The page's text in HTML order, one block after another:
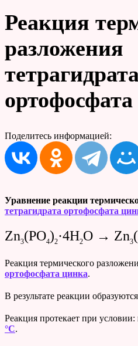
Реакция
разложения
Поделитесь информацией:
Уравнение реакции
тетрагидрата ортофосфата
Zn3(PO4)2·4H2O → Zn3
Реакция термического
ортофосфата цинка.
В результате реакции образуются
Реакция протекает при
°C.